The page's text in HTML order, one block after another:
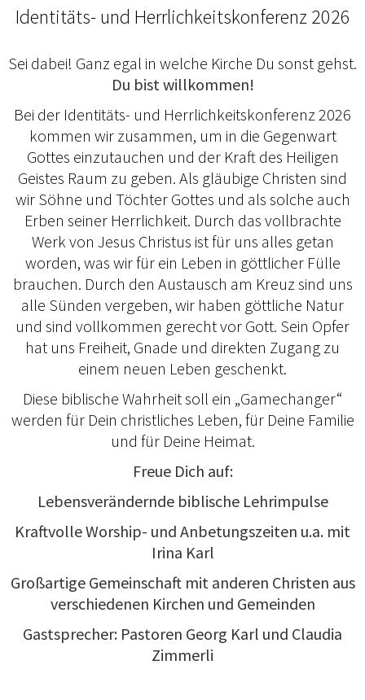
Identitäts- und Herrlichkeitskonferenz 2026
Sei dabei! Ganz egal in welche Kirche Du sonst gehst.
Du bist willkommen!
Bei der Identitäts- und Herrlichkeitskonferenz 2026
kommen wir zusammen, um in die Gegenwart
Gottes einzutauchen und der Kraft des Heiligen
Geistes Raum zu geben. Als gläubige Christen sind
wir Söhne und Töchter Gottes und als solche auch
Erben seiner Herrlichkeit. Durch das vollbrachte
Werk von Jesus Christus ist für uns alles getan
worden, was wir für ein Leben in göttlicher Fülle
brauchen. Durch den Austausch am Kreuz sind uns
alle Sünden vergeben, wir haben göttliche Natur
und sind vollkommen gerecht vor Gott. Sein Opfer
hat uns Freiheit, Gnade und direkten Zugang zu
einem neuen Leben geschenkt.
Diese biblische Wahrheit soll ein „Gamechanger“
werden für Dein christliches Leben, für Deine Familie
und für Deine Heimat.
Freue Dich auf:
Lebensverändernde biblische Lehrimpulse
Kraftvolle Worship- und Anbetungszeiten u.a. mit
Irina Karl
Großartige Gemeinschaft mit anderen Christen aus
verschiedenen Kirchen und Gemeinden
Gastsprecher: Pastoren Georg Karl und Claudia
Zimmerli